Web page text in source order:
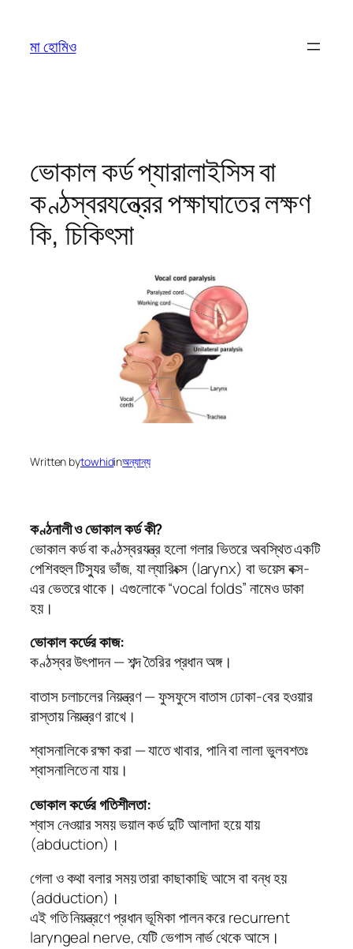
content
মা হোমিও
ভোকাল কর্ড প্যারালাইসিস বা
কণ্ঠস্বরযন্ত্রের পক্ষাঘাতের লক্ষণ
কি, চিকিৎসা
Written bytowhidinঅন্যান্য
কণ্ঠনালী ও ভোকাল কর্ড কী?
ভোকাল কর্ড বা কণ্ঠস্বরযন্ত্র হলো গলার ভিতরে অবস্থিত একটি
পেশিবহুল টিস্যুর ভাঁজ, যা ল্যারিংক্স (larynx) বা ভয়েস বক্স-
এর ভেতরে থাকে। এগুলোকে “vocal folds” নামেও ডাকা
হয়।
ভোকাল কর্ডের কাজ:
কণ্ঠস্বর উৎপাদন — শব্দ তৈরির প্রধান অঙ্গ।
বাতাস চলাচলের নিয়ন্ত্রণ — ফুসফুসে বাতাস ঢোকা-বের হওয়ার
রাস্তায় নিয়ন্ত্রণ রাখে।
শ্বাসনালিকে রক্ষা করা — যাতে খাবার, পানি বা লালা ভুলবশতঃ
শ্বাসনালিতে না যায়।
ভোকাল কর্ডের গতিশীলতা:
শ্বাস নেওয়ার সময় ভয়াল কর্ড দুটি আলাদা হয়ে যায়
(abduction)।
গেলা ও কথা বলার সময় তারা কাছাকাছি আসে বা বন্ধ হয়
(adduction)।
এই গতি নিয়ন্ত্রণে প্রধান ভূমিকা পালন করে recurrent
laryngeal nerve, যেটি ভেগাস নার্ভ থেকে আসে।